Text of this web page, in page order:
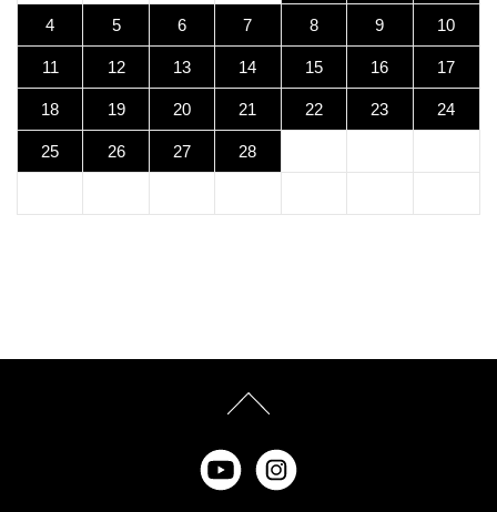
4 5 6 7 8 9 10
11 12 13 14 15 16 17
18 19 20 21 22 23 24
25 26 27 28